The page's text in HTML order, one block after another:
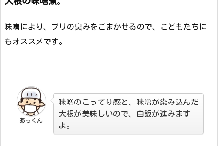
。
味噌により、ブリの臭みをごまかせるので、こどもたちに
もオススメです。
あっくん
味噌のこってり感と、味噌が染み込んだ
大根が美味しいので、白飯が進みます
よ。